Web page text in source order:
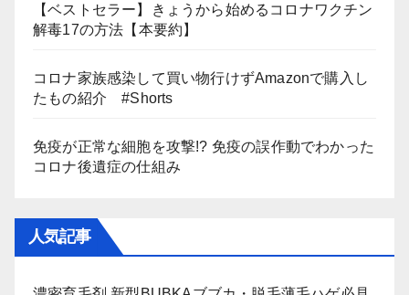
【ベストセラー】きょうから始めるコロナワクチン
解毒17の方法【本要約】
コロナ家族感染して買い物行けずAmazonで購入し
たもの紹介 #Shorts
免疫が正常な細胞を攻撃!? 免疫の誤作動でわかった
コロナ後遺症の仕組み
人気記事